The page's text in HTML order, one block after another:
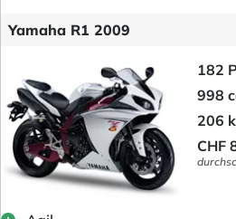
Yamaha R1 2009
182
998
206
CHF